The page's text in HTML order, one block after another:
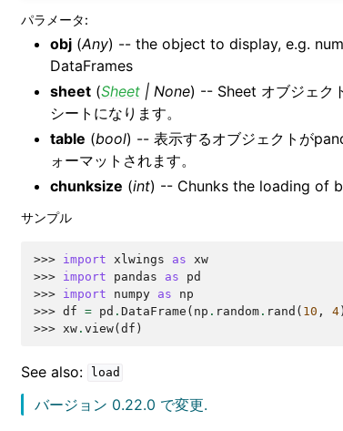
パラメータ:
obj (Any) -- the object to display, e.g.
DataFrames
sheet (Sheet | None) -- Sheet オブジェク
シートになります。
table (bool) -- 表示するオブジェクトが
ォーマットされます。
chunksize (int) -- Chunks the loading of
サンプル
>>> import xlwings as
xw
>>> import pandas as
pd
>>> import numpy as
np
>>> df = pd . DataFrame ( np . random . rand ( 10 , 4
>>> xw . view(df )
See also: load
バージョン 0.22.0 で変更.